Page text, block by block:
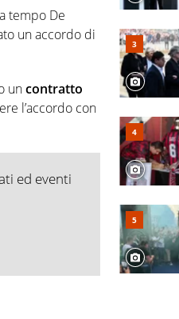
tempo De
un accordo di
uncontratto
l’accordo con
ed eventi